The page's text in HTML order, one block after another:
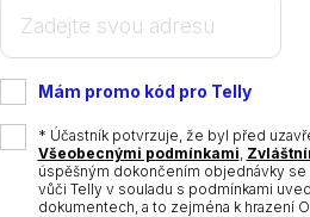
Mám promo kód pro Telly
* Účastník potvrzuje, že byl před
Všeobecnými podmínkami
úspěšným dokončením objednávky
vůči Telly v souladu s podmínkami
dokumentech, a to zejména k hrazení